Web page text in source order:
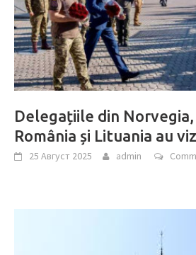
Delegațiile din Norvegia,
România și Lituania au
25 Август 2025 admin